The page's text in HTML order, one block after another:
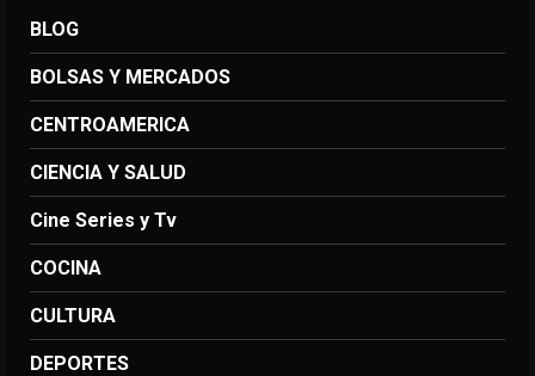
BLOG
BOLSAS Y MERCADOS
CENTROAMERICA
CIENCIA Y SALUD
Cine Series y Tv
COCINA
CULTURA
DEPORTES